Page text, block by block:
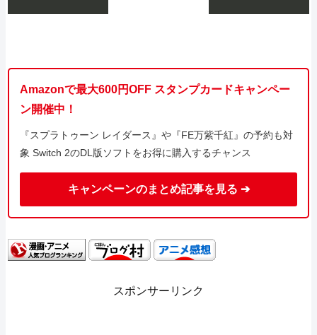
Amazonで最大600円OFF スタンプカードキャンペー
ン開催中！
『スプラトゥーン レイダース』や『FE万紫千紅』の予約も対
象 Switch 2のDL版ソフトをお得に購入するチャンス
キャンペーンのまとめ記事を見る ➔
スポンサーリンク